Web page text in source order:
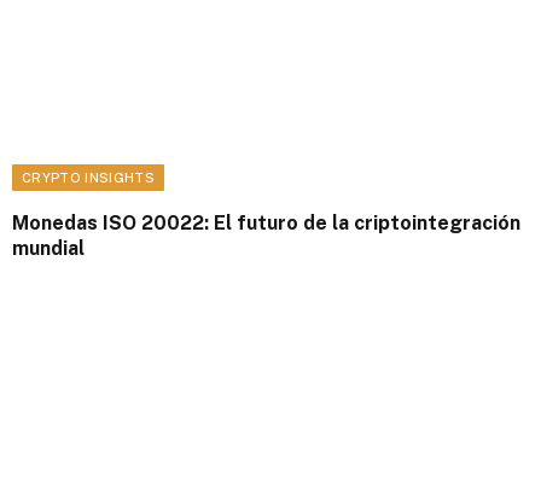
CRYPTO INSIGHTS
Monedas ISO 20022: El futuro de la criptointegración
mundial